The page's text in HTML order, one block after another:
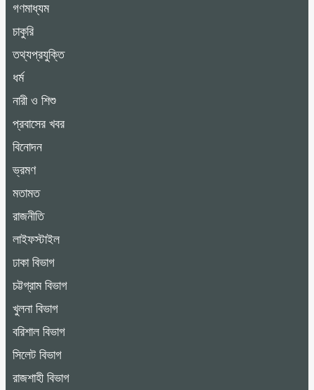
গণমাধ্যম
চাকুরি
তথ্যপ্রযুক্তি
ধর্ম
নারী ও শিশু
প্রবাসের খবর
বিনোদন
ভ্রমণ
মতামত
রাজনীতি
লাইফস্টাইল
ঢাকা বিভাগ
চট্টগ্রাম বিভাগ
খুলনা বিভাগ
বরিশাল বিভাগ
সিলেট বিভাগ
রাজশাহী বিভাগ